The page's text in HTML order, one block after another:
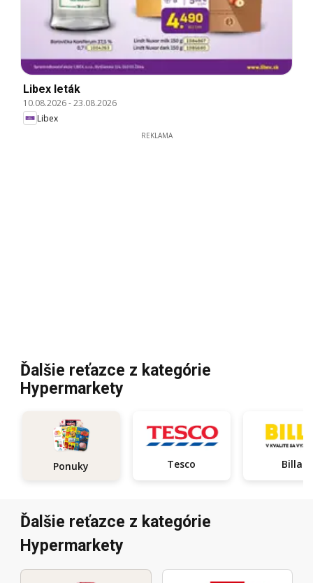
Libex leták
10.08.2026-23.08.2026
Libex
REKLAMA
Ďalšie reťazce z kategórie
Hypermarkety
Ponuky Tesco Billa
Ďalšie reťazce z kategórie
Hypermarkety